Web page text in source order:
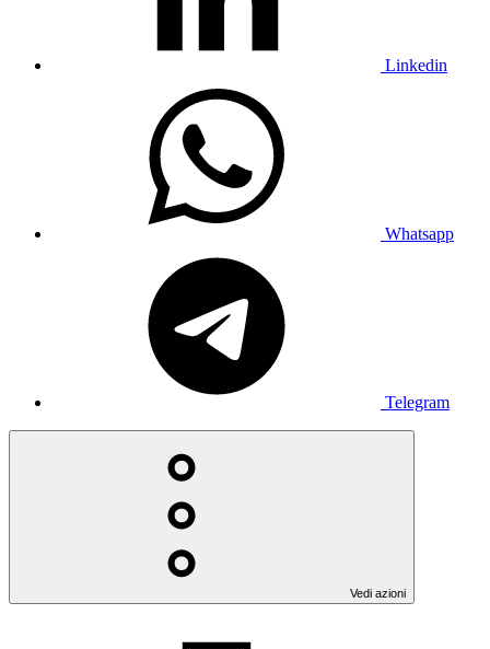
Linkedin
Whatsapp
Telegram
Vedi azioni